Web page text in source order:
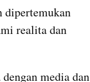
dipertemukan
realita dan
media dan